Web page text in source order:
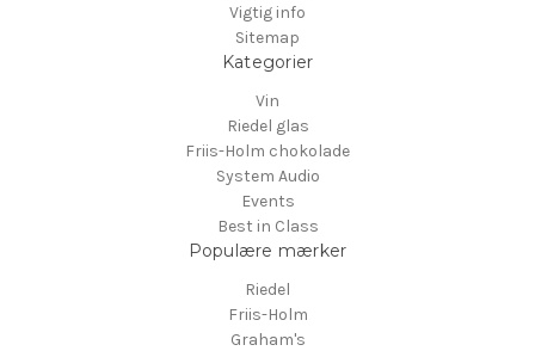
Vigtig info
Sitemap
Kategorier
Vin
Riedel glas
Friis-Holm chokolade
System Audio
Events
Best in Class
Populære mærker
Riedel
Friis-Holm
Graham's